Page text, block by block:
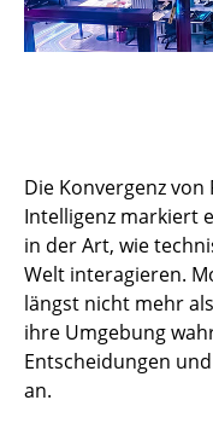
Die Konvergenz
Intelligenz markiert
in der Art, wie
Welt interagieren.
längst nicht mehr
ihre Umgebung
Entscheidungen
an.